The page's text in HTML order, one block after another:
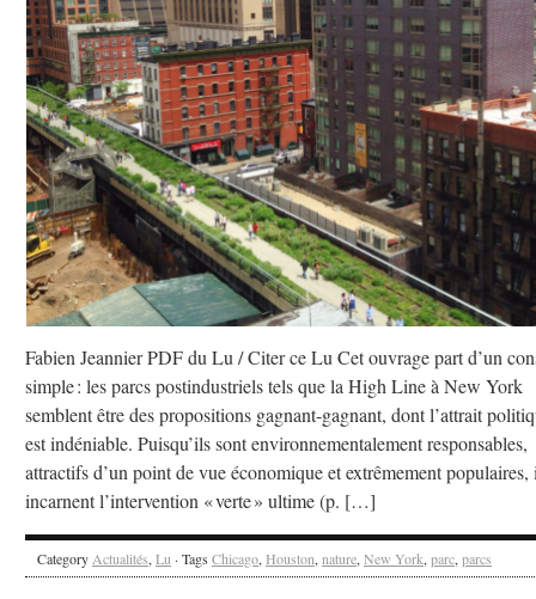
Fabien Jeannier PDF du Lu / Citer ce Lu Cet ouvrage part d’un
simple : les parcs postindustriels tels que la High Line à New York
semblent être des propositions gagnant-gagnant, dont l’attrait
est indéniable. Puisqu’ils sont environnementalement responsables,
attractifs d’un point de vue économique et extrêmement populaires,
incarnent l’intervention « verte » ultime (p. […]
Category Actualités, Lu · Tags Chicago, Houston, nature, New York, parc, parcs